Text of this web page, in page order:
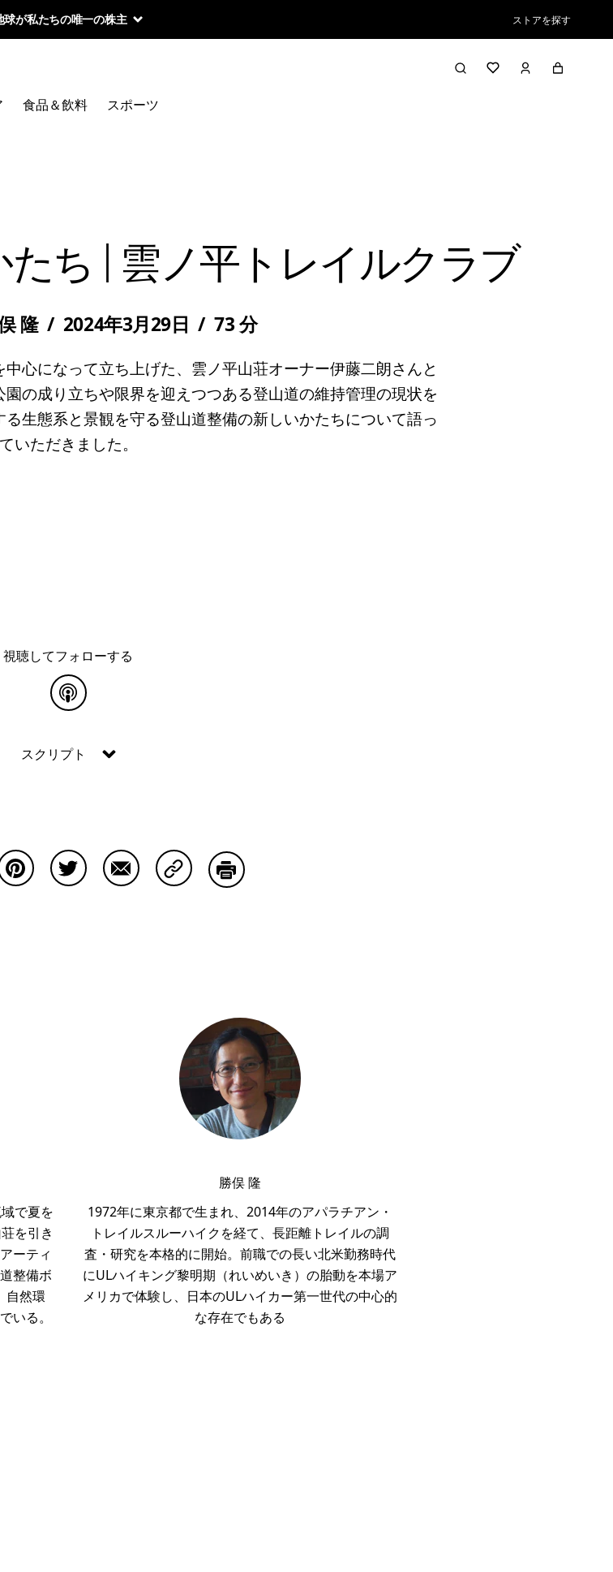
球が私たちの唯一の株主 ストアを探す
食品＆飲料 スポーツ
ち | 雲ノ平トレイルクラブ
隆 / 2024年3月29日 / 73 分
心になって立ち上げた、雲ノ平山荘オーナー伊藤二朗さんと
の成り立ちや限界を迎えつつある登山道の維持管理の現状を
生態系と景観を守る登山道整備の新しいかたちについて語っ
ていただきました。
視聴してフォローする
スクリプト
で夏を
を引き
ーティ
整備ボ
自然環
いる。
勝俣 隆
1972年に東京都で生まれ、2014年のアパラチアン・
トレイルスルーハイクを経て、長距離トレイルの調
査・研究を本格的に開始。前職での長い北米勤務時代
にULハイキング黎明期（れいめいき）の胎動を本場ア
メリカで体験し、日本のULハイカー第一世代の中心的
な存在でもある